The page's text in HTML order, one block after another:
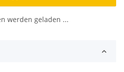
werden geladen ...